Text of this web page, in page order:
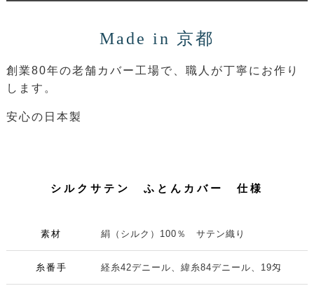
Made in 京都
創業80年の老舗カバー工場で、職人が丁寧にお作り
します。
安心の日本製
シルクサテン ふとんカバー 仕様
素材 絹（シルク）100％ サテン織り
糸番手 経糸42デニール、緯糸84デニール、19匁